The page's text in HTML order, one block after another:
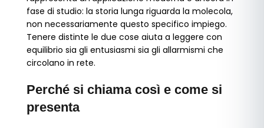
fase di studio: la storia lunga riguarda la molecola,
non necessariamente questo specifico impiego.
Tenere distinte le due cose aiuta a leggere con
equilibrio sia gli entusiasmi sia gli allarmismi che
circolano in rete.
Perché si chiama così e come si
presenta